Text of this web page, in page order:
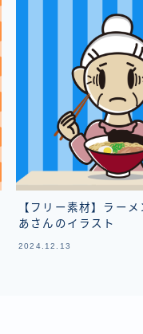
【フリー素材】ラー
あさんのイラスト
2024.12.13